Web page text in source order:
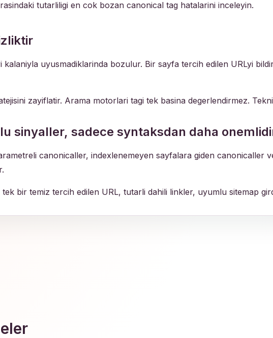
tutarliligi en cok bozan canonical tag hatalarini inceleyin.
uyusmadiklarinda bozulur. Bir sayfa tercih edilen URLyi
zayiflatir. Arama motorlari tagi tek basina degerlendirmez.
sinyaller, sadece syntaksdan daha
canonicaller, indexlenemeyen sayfalara giden canonicaller
bir temiz tercih edilen URL, tutarli dahili linkler, uyumlu sitemap